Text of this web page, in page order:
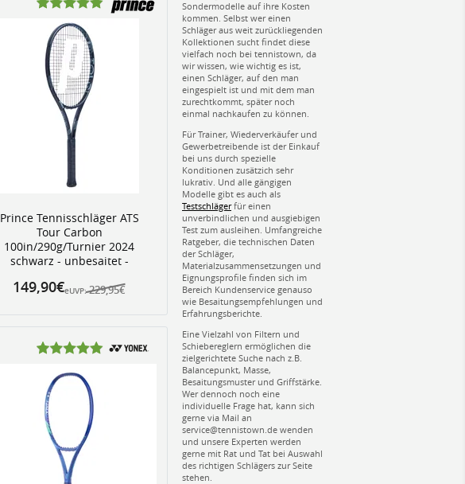
Prince Tennisschläger ATS
Tour Carbon
100in/290g/Turnier 2024
schwarz - unbesaitet -
eUVP: 229,95€
149,90€
Sondermodelle auf ihre Kosten
kommen. Selbst wer einen
Schläger aus weit zurückliegenden
Kollektionen sucht findet diese
vielfach noch bei tennistown, da
wir wissen, wie wichtig es ist,
einen Schläger, auf den man
eingespielt ist und mit dem man
zurechtkommt, später noch
einmal nachkaufen zu können.
Für Trainer, Wiederverkäufer und
Gewerbetreibende ist der Einkauf
bei uns durch spezielle
Konditionen zusätzich sehr
lukrativ. Und alle gängigen
Modelle gibt es auch als
Testschlägerfür einen
unverbindlichen und ausgiebigen
Test zum ausleihen. Umfangreiche
Ratgeber, die technischen Daten
der Schläger,
Materialzusammensetzungen und
Eignungsprofile finden sich im
Bereich Kundenservice genauso
wie Besaitungsempfehlungen und
Erfahrungsberichte.
Eine Vielzahl von Filtern und
Schiebereglern ermöglichen die
zielgerichtete Suche nach z.B.
Balancepunkt, Masse,
Besaitungsmuster und Griffstärke.
Wer dennoch noch eine
individuelle Frage hat, kann sich
gerne via Mail an
service@tennistown.de wenden
und unsere Experten werden
gerne mit Rat und Tat bei Auswahl
des richtigen Schlägers zur Seite
stehen.